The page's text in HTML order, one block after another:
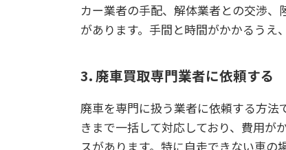
カー業者の手配、解体業者との交渉
があります。手間と時間がかかるうえ
3. 廃車買取専門業者に依頼する
廃車を専門に扱う業者に依頼する方
きまで一括して対応しており、費用が
スがあります。特に自走できない車